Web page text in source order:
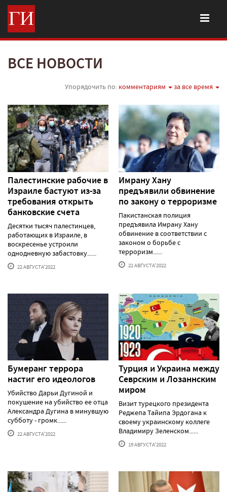
ВСЕ НОВОСТИ
Упорядочить по: комментариям за все время
Палестинские рабочие в
Израиле бастуют из-за
требования открыть
банковские счета
Десятки тысяч палестинцев,
работающих в Израиле, в
воскресенье устроили
однодневную забастовку......
22 АВГУСТА'2022
Имрану Хану
предъявили обвинение
по закону о терроризме
Пакистанская полиция
предъявила Имрану Хану
обвинение в соответствии с
законом о борьбе с
терроризм......
22 АВГУСТА'2022
Бумеранг террора
настиг его идеологов
Убийство Дарьи Дугиной и
покушение на убийство ее отца
Александра Дугина в минувшую
субботу - громк......
22 АВГУСТА'2022
Турция и Украина между
Севрским и Лозаннским
миром
Визит турецкого президента
Реджепа Тайипа Эрдогана к
своему украинскому коллеге
Владимиру Зеленском......
19 АВГУСТА'2022